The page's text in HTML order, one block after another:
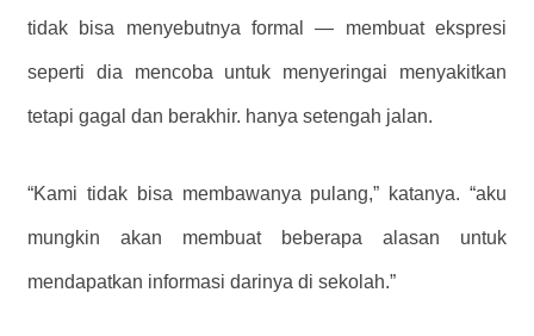
tidak bisa menyebutnya formal — membuat ekspresi
seperti dia mencoba untuk menyeringai menyakitkan
tetapi gagal dan berakhir. hanya setengah jalan.
“Kami tidak bisa membawanya pulang,” katanya. “aku
mungkin akan membuat beberapa alasan untuk
mendapatkan informasi darinya di sekolah.”